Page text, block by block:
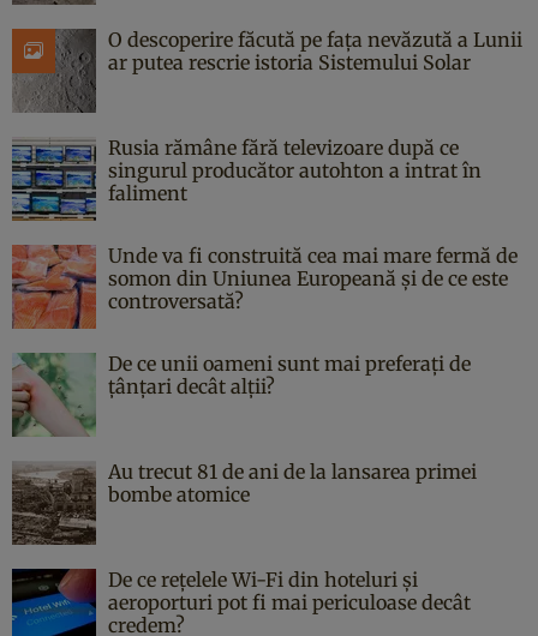
O descoperire făcută pe fața nevăzută a Lunii
ar putea rescrie istoria Sistemului Solar
Rusia rămâne fără televizoare după ce
singurul producător autohton a intrat în
faliment
Unde va fi construită cea mai mare fermă de
somon din Uniunea Europeană și de ce este
controversată?
De ce unii oameni sunt mai preferați de
țânțari decât alții?
Au trecut 81 de ani de la lansarea primei
bombe atomice
De ce rețelele Wi-Fi din hoteluri și
aeroporturi pot fi mai periculoase decât
credem?